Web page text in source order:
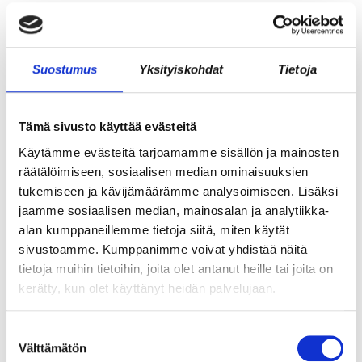
Suostumus Yksityiskohdat Tietoja
Tämä sivusto käyttää evästeitä
Käytämme evästeitä tarjoamamme sisällön ja mainosten
räätälöimiseen, sosiaalisen median ominaisuuksien
tukemiseen ja kävijämäärämme analysoimiseen. Lisäksi
jaamme sosiaalisen median, mainosalan ja analytiikka-
alan kumppaneillemme tietoja siitä, miten käytät
sivustoamme. Kumppanimme voivat yhdistää näitä
tietoja muihin tietoihin, joita olet antanut heille tai joita on
kerätty, kun olet käyttänyt heidän palvelujaan.
valinta
Välttämätön
JÄSENEN KYNÄSTÄ – TILA MERKITSEE
MARKKINOINNISSA – KUUKIN EEVA
RISTKARI
ASIAKASYMMÄRRYS SYNTYY IHMISTEN